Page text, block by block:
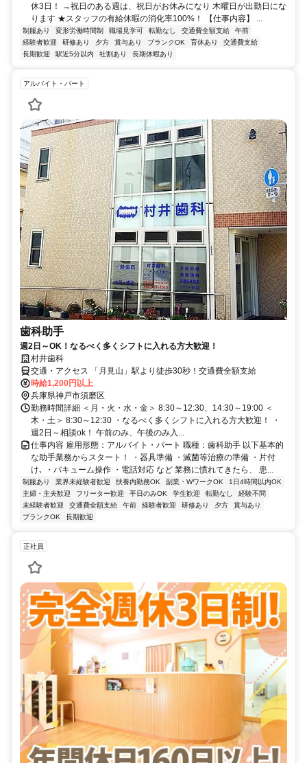
休3日！ →祝日のある週は、祝日がお休みになり 木曜日が出勤日にな
ります ★スタッフの有給休暇の消化率100%！ 【仕事内容】 ...
制服あり 変形労働時間制 職場見学可 転勤なし 交通費全額支給
午前
経験者歓迎
研修あり 夕方 賞与あり ブランクOK 育休あり
交通費支給
長期歓迎
駅近5分以内 社割あり 長期休暇あり
アルバイト・パート
歯科助手
週2日～OK！なるべく多くシフトに入れる方大歓迎！
村井歯科
交通・アクセス 「月見山」駅より徒歩30秒！交通費全額支給
時給1,200円以上
兵庫県神戸市須磨区
勤務時間詳細 ＜月・火・水・金＞ 8:30～12:30、14:30～19:00 ＜
木・土＞ 8:30～12:30 ・なるべく多くシフトに入れる方大歓迎！ ・
週2日～相談ok！ 午前のみ、午後のみ入...
仕事内容 雇用形態：アルバイト・パート 職種：歯科助手 以下基本的
な助手業務からスタート！ ・器具準備 ・滅菌等治療の準備 ・片付
け､ ・バキューム操作 ・電話対応 など 業務に慣れてきたら、 患...
制服あり 業界未経験者歓迎 扶養内勤務OK 副業・WワークOK
1日4時間以内OK
主婦・主夫歓迎
フリーター歓迎 平日のみOK 学生歓迎 転勤なし
経験不問
未経験者歓迎
交通費全額支給 午前 経験者歓迎 研修あり 夕方
賞与あり
ブランクOK
長期歓迎
正社員